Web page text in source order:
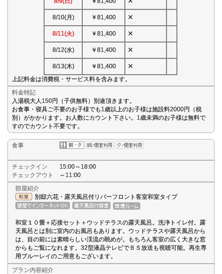
8/10(月) ￥81,400 ×
8/11(火) ￥81,400 ×
8/12(水) ￥81,400 ×
8/13(木) ￥81,400 ×
上記料金は消費税・サービス料を含みます。
料金特記
入湯税大人150円（子供無料）別途頂きます。
お食事・寝具ご不要のお子様でも1歳以上のお子様は施設料2000円（税
別）がかかります。お人数にカウント下さい。1歳未満のお子様は無料で
すのでカウント不要です。
食事
チェックイン
15:00～18:00
チェックアウト
～11:00
部屋紹介
別邸六花・露天風呂付リバーフロント客室和室タイプ
和室１０畳＋応接セット＋ウッドテラスの露天風呂。洗浄トイレ付。露
天風呂とは別に室内のお風呂もあります。ウッドテラスや露天風呂から
は、目の前には素晴らしい渓流の眺めが。もちろん客室の広く大きな窓
からもご覧になれます。32型液晶テレビでＢＳ放送も視聴可能。再生専
用ブルーレイのご用意もございます。
プラン内容紹介